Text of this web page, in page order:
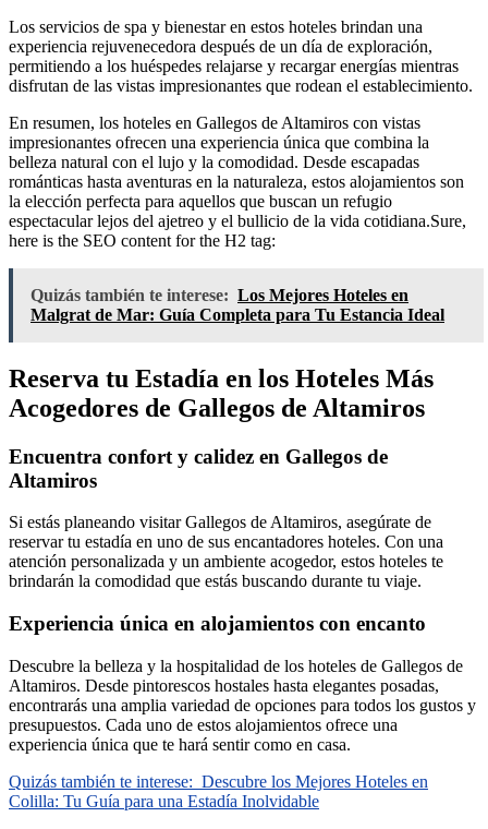
Los servicios de spa y bienestar en estos hoteles brindan una
experiencia rejuvenecedora después de un día de exploración,
permitiendo a los huéspedes relajarse y recargar energías mientras
disfrutan de las vistas impresionantes que rodean el establecimiento.
En resumen, los hoteles en Gallegos de Altamiros con vistas
impresionantes ofrecen una experiencia única que combina la
belleza natural con el lujo y la comodidad. Desde escapadas
románticas hasta aventuras en la naturaleza, estos alojamientos son
la elección perfecta para aquellos que buscan un refugio
espectacular lejos del ajetreo y el bullicio de la vida cotidiana.Sure,
here is the SEO content for the H2 tag:
Quizás también te interese: Los Mejores Hoteles en
Malgrat de Mar: Guía Completa para Tu Estancia Ideal
Reserva tu Estadía en los Hoteles Más
Acogedores de Gallegos de Altamiros
Encuentra confort y calidez en Gallegos de
Altamiros
Si estás planeando visitar Gallegos de Altamiros, asegúrate de
reservar tu estadía en uno de sus encantadores hoteles. Con una
atención personalizada y un ambiente acogedor, estos hoteles te
brindarán la comodidad que estás buscando durante tu viaje.
Experiencia única en alojamientos con encanto
Descubre la belleza y la hospitalidad de los hoteles de Gallegos de
Altamiros. Desde pintorescos hostales hasta elegantes posadas,
encontrarás una amplia variedad de opciones para todos los gustos y
presupuestos. Cada uno de estos alojamientos ofrece una
experiencia única que te hará sentir como en casa.
Quizás también te interese: Descubre los Mejores Hoteles en
Colilla: Tu Guía para una Estadía Inolvidable